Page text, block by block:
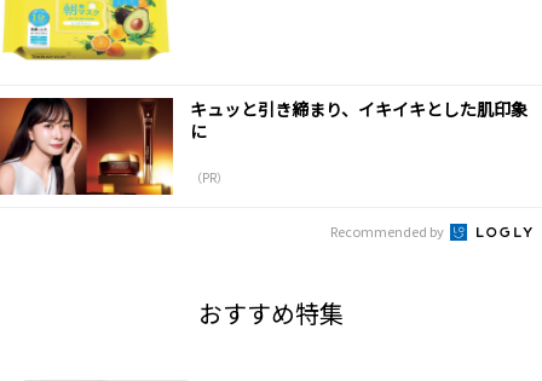
キュッと引き締まり、イキイキとした肌印象
に
（PR）
Recommended by
おすすめ特集